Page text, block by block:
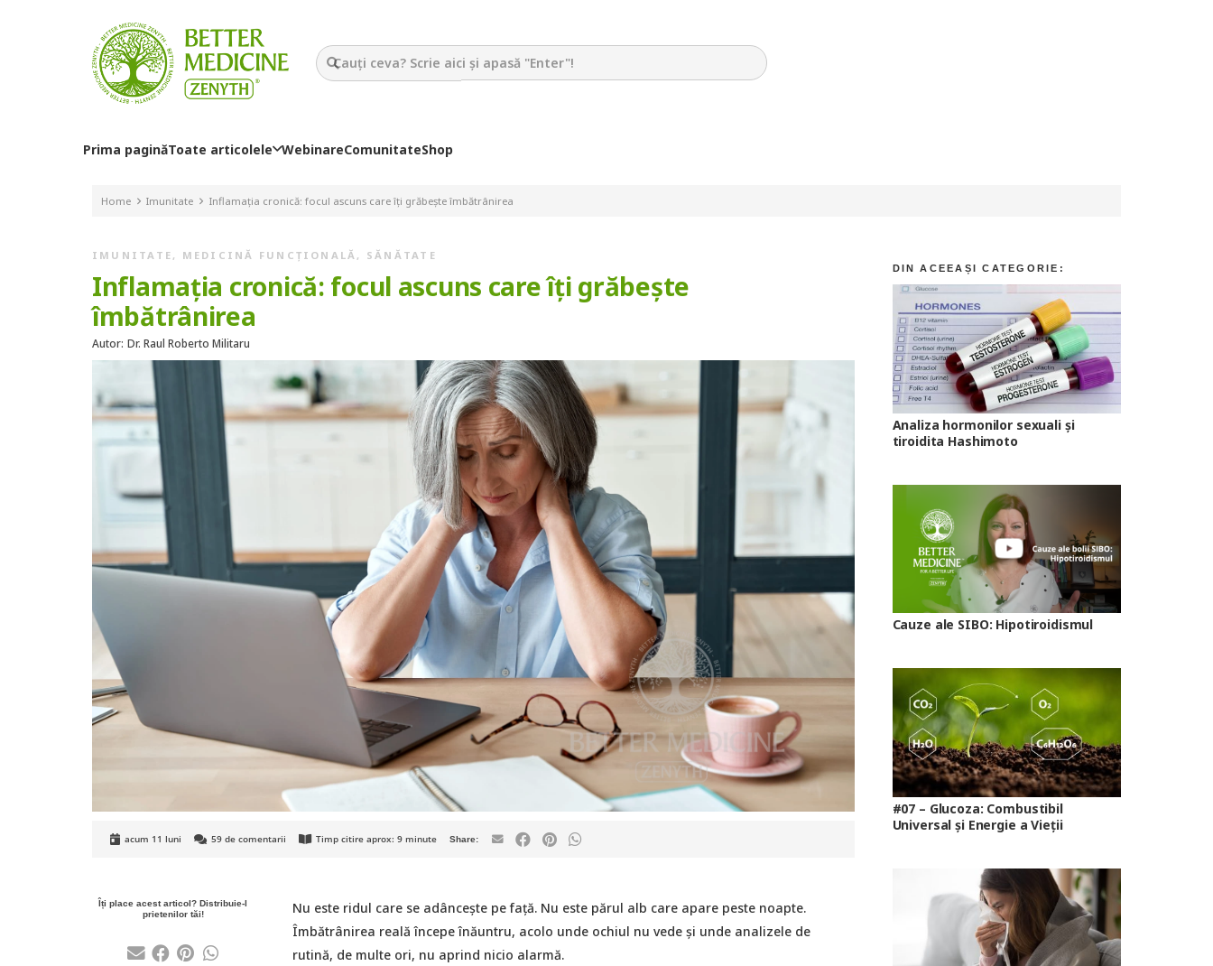
Prima paginăToate articolele WebinareComunitateShop
Home Imunitate Inflamația cronică: focul ascuns care îți grăbește îmbătrânirea
IMUNITATE , MEDICINĂ FUNCȚIONALĂ , SĂNĂTATE
Inflamația cronică: focul ascuns care îți grăbește
îmbătrânirea
Autor: Dr. Raul Roberto Militaru
acum 11 luni 59de comentarii Timp citire aprox: 9 minute
Nu este ridul care se adâncește pe față. Nu este părul alb care apare peste noapte.
Îmbătrânirea reală începe înăuntru, acolo unde ochiul nu vede și unde analizele de
rutină, de multe ori, nu aprind nicio alarmă.
Analiza hormonilor sexuali și
tiroidita Hashimoto
Cauze ale SIBO: Hipotiroidismul
#07 – Glucoza: Combustibil
Universal și Energie a Vieții